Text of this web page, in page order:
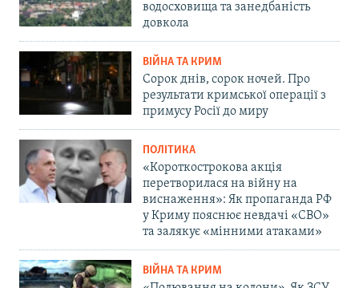
водосховища та занедбаність
довкола
ВІЙНА ТА КРИМ
Сорок днів, сорок ночей. Про
результати кримської операції з
примусу Росії до миру
ПОЛІТИКА
«Короткострокова акція
перетворилася на війну на
виснаження»: Як пропаганда РФ
у Криму пояснює невдачі «СВО»
та залякує «мінними атаками»
ВІЙНА ТА КРИМ